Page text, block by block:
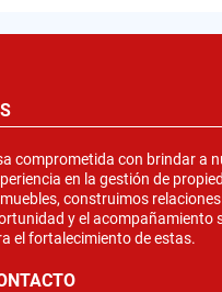
comprometida con brindar a
en la gestión de
construimos
y el acompañamiento
el fortalecimiento de estas.